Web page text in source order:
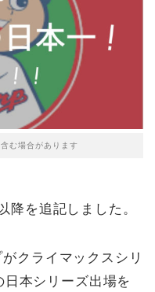
む場合があります
降を追記しました。
クライマックスシリ
本シリーズ出場を